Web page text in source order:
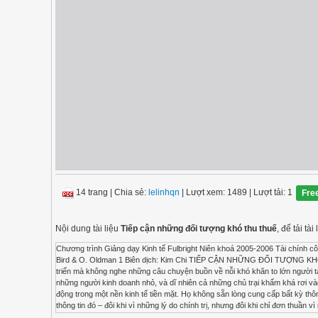
14 trang Chia sẻ: lelinhqn | Lượt xem: 1489 | Lượt tải: 1
Nội dung tài liệu Tiếp cận những đối tượng khó thu thuế, để tải tài
Chương trình Giảng dạy Kinh tế Fulbright Niên khoá 2005-2006 Tài chính công Bài đọc Thu thuế tại các nước đang phát triển Ch 25 Tiếp cận những đối tượng khó thu thuế R. M. Bird & O. Oldman 1 Biên dịch: Kim Chi TIẾP CẬN NHỮNG ĐỐI TƯỢNG KHÓ THU THUẾ Hiếm có những chuyên gia thuế nào trải qua hơn một ngày tại một đất nước đang phát triển mà không nghe những câu chuyện buồn về nỗi khó khăn to lớn người ta phải đương đầu trong việc thu thuế những người hành nghề chuyên môn (các bác sĩ, luật sư vv…), những người kinh doanh nhỏ, và dĩ nhiên cả những chủ trại khấm khá rơi vào phạm vi pháp lý của thuế thu nhập (Taylor, 1967). Như một qui luật, những người này chủ yếu hoạt động trong một nền kinh tế tiền mặt. Họ không sẵn lòng cung cấp bất kỳ thông tin gì về hoạt động của họ cho cơ quan thuế, và cơ quan thuế thật khó khăn trong việc truy tìm những thông tin đó – đôi khi vì những lý do chính trị, nhưng đôi khi chỉ đơn thuần vì người nộp thuế thực sự không có hồ sơ lưu trữ thông tin. Hơn nữa, cơ quan thuế cũng gặp khó khăn tương tự trong việc xây dựng bất kỳ một cơ sở nào khác để dựa vào đó mà đưa thu nhập của những người khét tiếng là khó thu thuế này vào trong phạm vi điều chỉnh của thuế thu nhập. Kết quả là những người làm công ăn lương tại các nước đang phát triển nói chung sẽ cảm thấy bị đánh thuế thái quá, và rất thường xuyên bị đánh thuế thái quá so với những người tự làm chủ. Một hành động phản ứng trước tình thế này là triển khai loại thuế thu nhập “lập biểu” đã được mô tả và phê phán trong chương 17. Một phản ứng khác nữa là ra sức cân đối sự rộng rãi không được mong đợi dành cho những người tự làm chủ bằng một sự rộng rãi đền bù cho những người làm công; ví dụ thông qua việc tạo ra một hệ thống dự phòng miễn thuế đặc biệt như từng thịnh hành ở Jamaica trước cuộc cải cách thuế gần đây (Alm và Bahl, 1985). Phương pháp thứ ba, được mô tả trong chương trước, là khôi phục thế cân bằng không phải bằng cách hạ thấp thuế đối với những người làm công ăn lương mà là tăng thuế đối với những người tự làm chủ (và những người hưởng thu nhập từ vốn) thông qua ban hành “thuế tối thiểu” tổng quát. Những khoản thuế như vậy đã tiến tới đóng một vai trò quan trọng ngay cả tại những nước phát triển như Hoa Kỳ và Canada trong những năm gần đây, và lập luận thiên về phía các loại thuế này xem ra mạnh hơn rõ ràng tại các nước phát triển. Một phương pháp có liên quan nhưng tương đối khác biệt về nguyên tắc mà cũng đi đến cùng một mục đích sẽ được mô tả trong đoạn trích sau đây từ một báo cáo về Bolivia. Về cơ bản, phương pháp này cốt yếu là triển khai những kỹ thuật “hợp lý” đặc biệt để ước lượng thu nhập trong các ngành khác nhau. Phương pháp này, có lẽ đã được triển khai sâu rộng nhất ở Israel (Lapidoth, 1977), cũng đã được vận dụng trong những chừng mực khác nhau và với mức độ thành công khác nhau ở nhiều nước khác (Bird, 1983; Tanzi và Casanegra, 1987). Phần chọn lọc sau đây trình bày các ưu điểm – quả thật, gần như là sự cần thiết – của một phương pháp như thế tại một nước đang phát triển, và mô tả khá chi tiết cách thức tiến tới thực hiện phương pháp đó. Cho dù rõ ràng là các chi tiết cần phải thay đổi để phù hợp với tình huống, nhưng phương pháp chung trình bày ở đây xem ra đáng được chú ý kỹ lưỡng tại nhiều quốc gia. Xem ra chúng ta cũng cần bổ sung thêm hai nhận xét chung về phương pháp hợp lý mà đã được tán thành ở đây. Thứ nhất, như đã đề cập trong lời giới thiệu của phần này, điều quan trọng là phân biệt rõ ràng phương pháp này với hệ thống “thuế khoán” có bề ngoài khá tương tự. Trong cả hai phương pháp này, thu nhập đều được ước lượng trên cơ Chương trình Giảng dạy Kinh tế Fulbright Tài chính công Bài đọc Thu thuế tại các nước đang phát triển Ch 25 Vươn tới những người khó thu thuế R. M. Bird & O. Oldman 2 Biên dịch: Kim Chi sở những yếu tố “khách quan” như của cải hay doanh thu. Tuy nhiên, trong hệ thống thuế khoán, như được áp dụng tại hầu hết các thuộc địa trước đây của Pháp chẳng hạn, việc xác định nghĩa vụ thuế sau cùng được thương lượng giữa người nộp thuế và nhân viên thuế. Ngược lại, trong phương pháp hợp lý, nhiệm vụ của nhân viên thuế – cũng giống như người đánh giá